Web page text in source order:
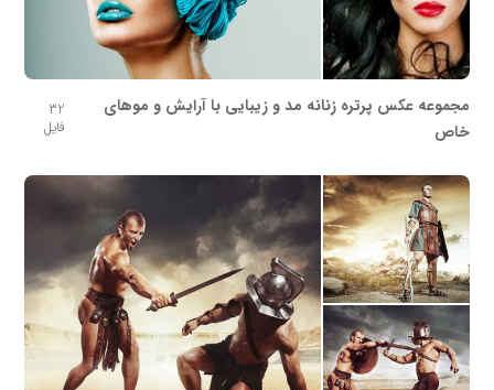
مجموعه عکس پرتره زنانه مد و زیبایی با آرایش و موهای
خاص
32
فایل